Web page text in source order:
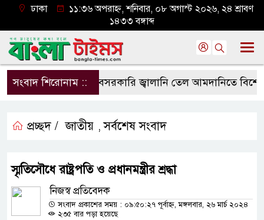
ঢাকা
১১:৩৬ অপরাহ্ন, শনিবার, ০৮ অগাস্ট ২০২৬, ২৪ শ্রাবণ
১৪৩৩ বঙ্গাব্দ
সংবাদ শিরোনাম ::বেসরকারি জ্বালানি তেল আমদানিতে বিশেষ
প্রচ্ছদ / জাতীয় ,সর্বশেষ সংবাদ
স্মৃতিসৌধে রাষ্ট্রপতি ও প্রধানমন্ত্রীর শ্রদ্ধা
নিজস্ব প্রতিবেদক
সংবাদ প্রকাশের সময় : ০৯:৫০:২৭ পূর্বাহ্ন, মঙ্গলবার, ২৬ মার্চ ২০২৪
২৩৫ বার পড়া হয়েছে